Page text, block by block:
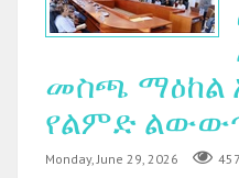
መስጫ ማዕከል
የልምድ
Monday, June 29, 2026 457